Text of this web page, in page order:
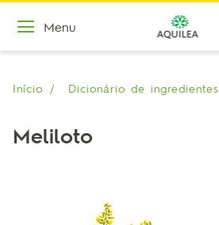
Menu
Início Dicionário de ingredientes
Meliloto